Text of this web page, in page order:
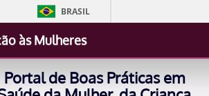
BRASIL
às Mulheres
Portal de Boas Práticas em